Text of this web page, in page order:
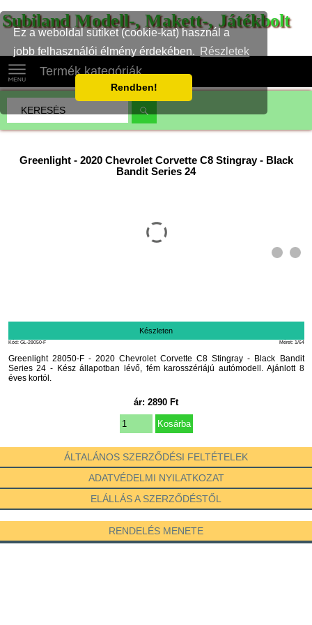
Ez a weboldal sütiket (cookie-kat) használ a
jobb felhasználói élmény érdekében.
Részletek
Rendben!
Subiland Modell-, Makett-, Játékbolt
Termék kategóriák
Greenlight- 2020 Chevrolet Corvette C8 Stingray - Black
Bandit Series 24
Készleten
Méret: 1/64
Kód: GL-28050-F
Greenlight 28050-F - 2020 Chevrolet Corvette C8 Stingray - Black Bandit
Series 24 - Kész állapotban lévő, fém karosszériájú autómodell. Ajánlott 8
éves kortól.
ár: 2890 Ft
ÁLTALÁNOS SZERZŐDÉSI FELTÉTELEK
ADATVÉDELMI NYILATKOZAT
ELÁLLÁS A SZERZŐDÉSTŐL
RENDELÉS MENETE